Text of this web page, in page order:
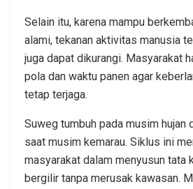
Selain itu, karena mampu
alami, tekanan aktivitas manusia
juga dapat dikurangi. Masyarakat
pola dan waktu panen agar
tetap terjaga.
Suweg tumbuh pada musim hujan
saat musim kemarau. Siklus ini
masyarakat dalam menyusun tata
bergilir tanpa merusak kawasan.